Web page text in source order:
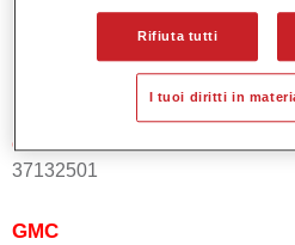
Product Variant
Codice materiale
37132501
GMC
Rifiuta tutti
I tuoi diritti in